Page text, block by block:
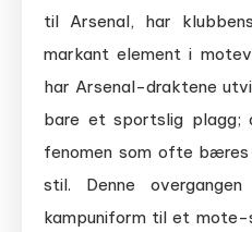
til Arsenal, har
markant element i
har Arsenal-draktene
bare et sportslig
fenomen som ofte
stil. Denne
kampuniform til et